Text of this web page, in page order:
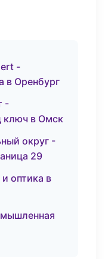
-
в Оренбург
-
ключ в Омск
округ -
29
оптика в